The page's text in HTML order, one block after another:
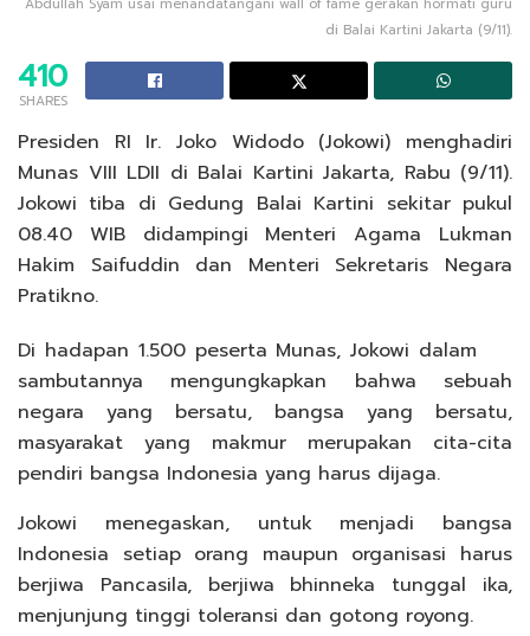
Abdullah Syam usai menandatangani wall of fame gerakan hormati guru
di Balai Kartini Jakarta (9/11).
410
SHARES
Presiden RI Ir. Joko Widodo (Jokowi) menghadiri
Munas VIII LDII di Balai Kartini Jakarta, Rabu (9/11).
Jokowi tiba di Gedung Balai Kartini sekitar pukul
08.40 WIB didampingi Menteri Agama Lukman
Hakim Saifuddin dan Menteri Sekretaris Negara
Pratikno.
Di hadapan 1.500 peserta Munas, Jokowi dalam
sambutannya mengungkapkan bahwa sebuah
negara yang bersatu, bangsa yang bersatu,
masyarakat yang makmur merupakan cita-cita
pendiri bangsa Indonesia yang harus dijaga.
Jokowi menegaskan, untuk menjadi bangsa
Indonesia setiap orang maupun organisasi harus
berjiwa Pancasila, berjiwa bhinneka tunggal ika,
menjunjung tinggi toleransi dan gotong royong.